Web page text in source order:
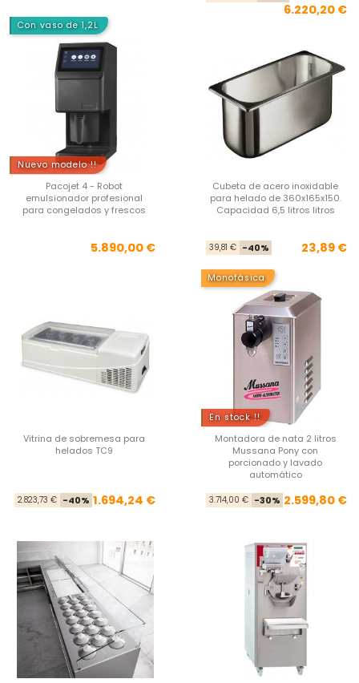
6.220,20 €
Con vaso de 1,2L
Nuevo modelo !!
Pacojet 4 - Robot
emulsionador profesional
para congelados y frescos
Precio
5.890,00 €
Cubeta de acero inoxidable
para helado de 360x165x150.
Capacidad 6,5 litros litros
39,81 € -40% 23,89 €
Vitrina de sobremesa para
helados TC9
Precio base
2.823,73 € -40% Precio
1.694,24 €
Monofásica
En stock !!
Montadora de nata 2 litros
Mussana Pony con
porcionado y lavado
automático
3.714,00 € -30% 2.599,80 €